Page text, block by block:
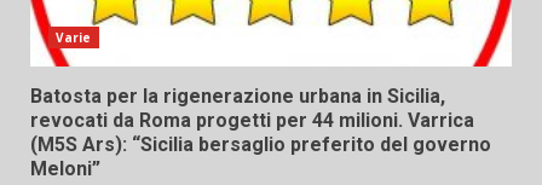
Varie
Batosta per la rigenerazione urbana in Sicilia,
revocati da Roma progetti per 44 milioni. Varrica
(M5S Ars): “Sicilia bersaglio preferito del governo
Meloni”